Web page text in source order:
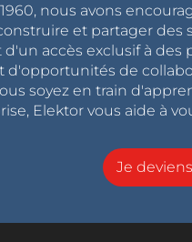
nous avons
et partager des
accès exclusif à des
d'opportunités de
soyez en train
Elektor vous aide à
Je